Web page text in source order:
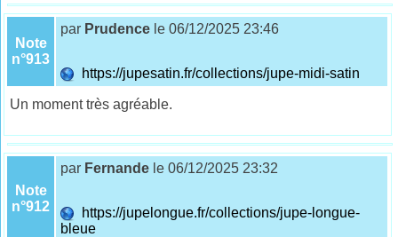
Note
n°913
par Prudence le 06/12/2025 23:46
https://jupesatin.fr/collections/jupe-midi-satin
Un moment très agréable.
Note
n°912
par Fernande le 06/12/2025 23:32
https://jupelongue.fr/collections/jupe-longue-
bleue